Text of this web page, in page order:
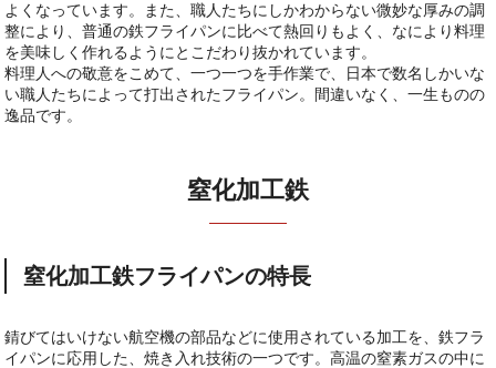
よくなっています。また、職人たちにしかわからない微妙な厚みの調
整により、普通の鉄フライパンに比べて熱回りもよく、なにより料理
を美味しく作れるようにとこだわり抜かれています。
料理人への敬意をこめて、一つ一つを手作業で、日本で数名しかいな
い職人たちによって打出されたフライパン。間違いなく、一生ものの
逸品です。
窒化加工鉄
窒化加工鉄フライパンの特長
錆びてはいけない航空機の部品などに使用されている加工を、鉄フラ
イパンに応用した、焼き入れ技術の一つです。高温の窒素ガスの中に